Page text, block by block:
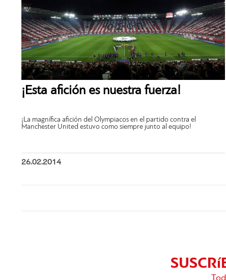
¡Esta afición es nuestra fuerza!
¡La magnífica afición del Olympiacos en el partido contra el
Manchester United estuvo como siempre junto al equipo!
26.02.2014